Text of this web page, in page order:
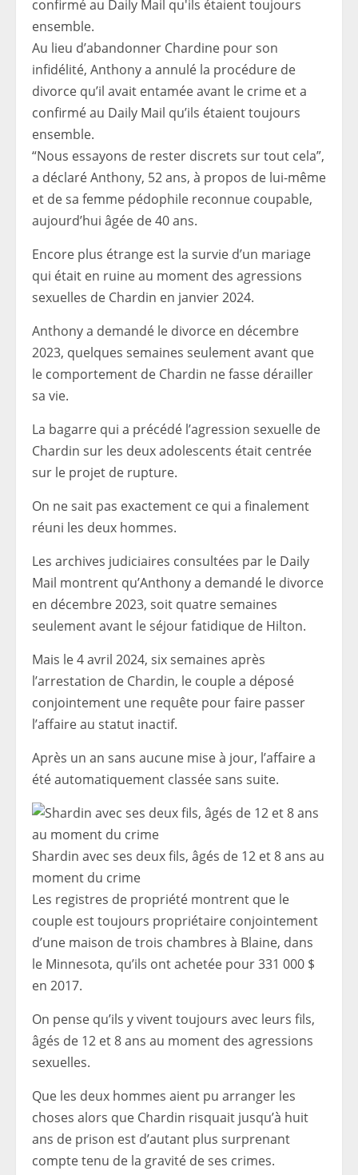
Au lieu d’abandonner Chardine pour son
infidélité, Anthony a annulé la procédure de
divorce qu’il avait entamée avant le crime et a
confirmé au Daily Mail qu’ils étaient toujours
ensemble.
“Nous essayons de rester discrets sur tout cela”,
a déclaré Anthony, 52 ans, à propos de lui-même
et de sa femme pédophile reconnue coupable,
aujourd’hui âgée de 40 ans.
Encore plus étrange est la survie d’un mariage
qui était en ruine au moment des agressions
sexuelles de Chardin en janvier 2024.
Anthony a demandé le divorce en décembre
2023, quelques semaines seulement avant que
le comportement de Chardin ne fasse dérailler
sa vie.
La bagarre qui a précédé l’agression sexuelle de
Chardin sur les deux adolescents était centrée
sur le projet de rupture.
On ne sait pas exactement ce qui a finalement
réuni les deux hommes.
Les archives judiciaires consultées par le Daily
Mail montrent qu’Anthony a demandé le divorce
en décembre 2023, soit quatre semaines
seulement avant le séjour fatidique de Hilton.
Mais le 4 avril 2024, six semaines après
l’arrestation de Chardin, le couple a déposé
conjointement une requête pour faire passer
l’affaire au statut inactif.
Après un an sans aucune mise à jour, l’affaire a
été automatiquement classée sans suite.
Shardin avec ses deux fils, âgés de 12 et 8 ans au
moment du crime
Les registres de propriété montrent que le
couple est toujours propriétaire conjointement
d’une maison de trois chambres à Blaine, dans
le Minnesota, qu’ils ont achetée pour 331 000 $
en 2017.
On pense qu’ils y vivent toujours avec leurs fils,
âgés de 12 et 8 ans au moment des agressions
sexuelles.
Que les deux hommes aient pu arranger les
choses alors que Chardin risquait jusqu’à huit
ans de prison est d’autant plus surprenant
compte tenu de la gravité de ses crimes.